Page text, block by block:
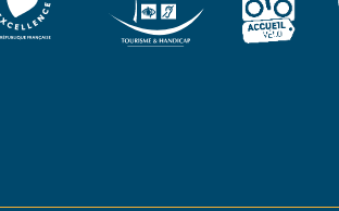
vers